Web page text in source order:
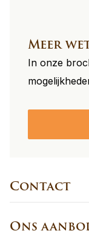
Contact
Ons
Meer
In onze